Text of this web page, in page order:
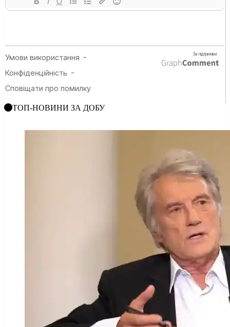
ТОП-НОВИНИ ЗА ДОБУ